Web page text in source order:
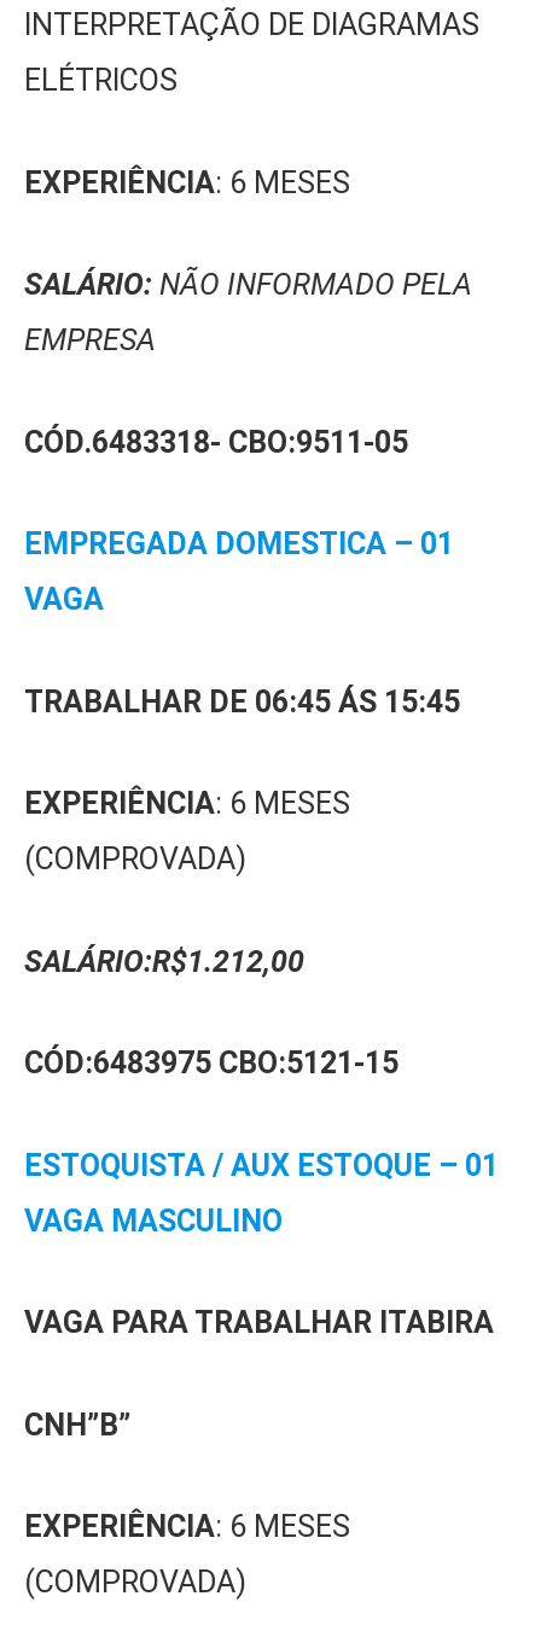
INTERPRETAÇÃO DE DIAGRAMAS
ELÉTRICOS
EXPERIÊNCIA: 6 MESES
SALÁRIO: NÃO INFORMADO PELA
EMPRESA
CÓD.6483318- CBO:9511-05
EMPREGADA DOMESTICA – 01
VAGA
TRABALHAR DE 06:45 ÁS 15:45
EXPERIÊNCIA: 6 MESES
(COMPROVADA)
SALÁRIO:R$1.212,00
CÓD:6483975 CBO:5121-15
ESTOQUISTA / AUX ESTOQUE – 01
VAGA MASCULINO
VAGA PARA TRABALHAR ITABIRA
CNH”B”
EXPERIÊNCIA: 6 MESES
(COMPROVADA)